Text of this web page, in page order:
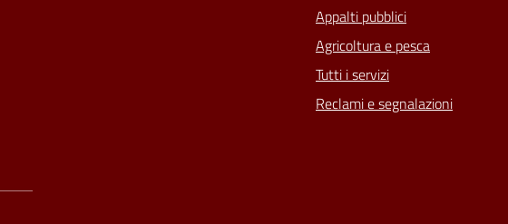
Appalti pubblici
Agricoltura e pesca
Tutti i servizi
Reclami e segnalazioni